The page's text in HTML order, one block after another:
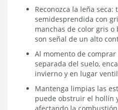
Reconozca la leña seca:
semidesprendida con
manchas de color gris o
son señal de un alto
Al momento de
separada del suelo,
invierno y en lugar
Mantenga limpias las
puede obstruir el hollín